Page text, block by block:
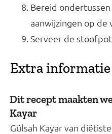
Bereid
aanwijzingen op de
Serveer de
Extra informatie
Dit recept maakten
Kayar
Gülsah Kayar van